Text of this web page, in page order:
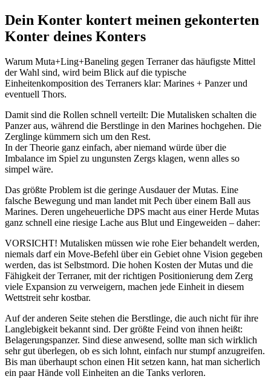
Dein Konter kontert meinen gekonterten
Konter deines Konters
Warum Muta+Ling+Baneling gegen Terraner das häufigste Mittel
der Wahl sind, wird beim Blick auf die typische
Einheitenkomposition des Terraners klar: Marines + Panzer und
eventuell Thors.
Damit sind die Rollen schnell verteilt: Die Mutalisken schalten die
Panzer aus, während die Berstlinge in den Marines hochgehen. Die
Zerglinge kümmern sich um den Rest.
In der Theorie ganz einfach, aber niemand würde über die
Imbalance im Spiel zu ungunsten Zergs klagen, wenn alles so
simpel wäre.
Das größte Problem ist die geringe Ausdauer der Mutas. Eine
falsche Bewegung und man landet mit Pech über einem Ball aus
Marines. Deren ungeheuerliche DPS macht aus einer Herde Mutas
ganz schnell eine riesige Lache aus Blut und Eingeweiden – daher:
VORSICHT! Mutalisken müssen wie rohe Eier behandelt werden,
niemals darf ein Move-Befehl über ein Gebiet ohne Vision gegeben
werden, das ist Selbstmord. Die hohen Kosten der Mutas und die
Fähigkeit der Terraner, mit der richtigen Positionierung dem Zerg
viele Expansion zu verweigern, machen jede Einheit in diesem
Wettstreit sehr kostbar.
Auf der anderen Seite stehen die Berstlinge, die auch nicht für ihre
Langlebigkeit bekannt sind. Der größte Feind von ihnen heißt:
Belagerungspanzer. Sind diese anwesend, sollte man sich wirklich
sehr gut überlegen, ob es sich lohnt, einfach nur stumpf anzugreifen.
Bis man überhaupt schon einen Hit setzen kann, hat man sicherlich
ein paar Hände voll Einheiten an die Tanks verloren.